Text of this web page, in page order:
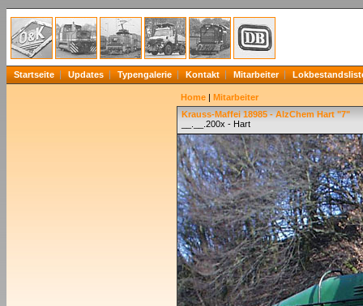
Startseite Updates Typengalerie Kontakt Mitarbeiter
Home | Mitarbeiter
Krauss-Maffei 18985 - AlzChem Hart "7"
__.__.200x - Hart